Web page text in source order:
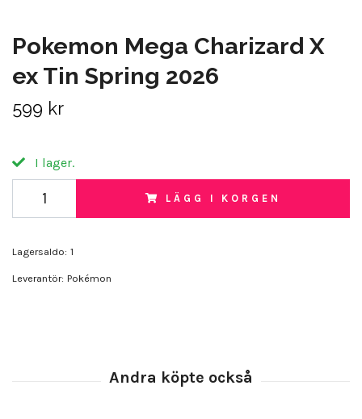
Pokemon Mega Charizard X
ex Tin Spring 2026
599 kr
I lager.
LÄGG I KORGEN
Lagersaldo: 1
Leverantör: Pokémon